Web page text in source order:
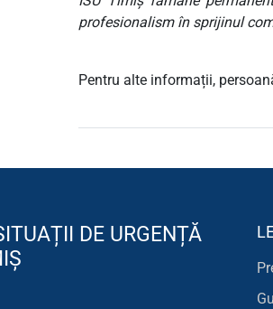
profesionalism în sprijinul
Pentru alte informații,
DE URGENȚĂ